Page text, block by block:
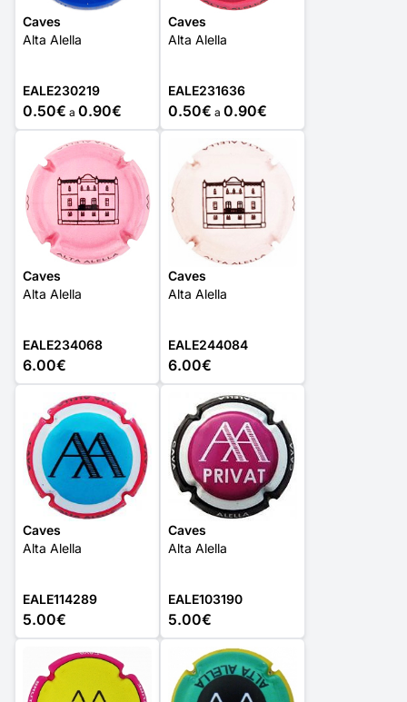
Caves
Alta Alella
EALE230219
0.50€ a 0.90€
Caves
Alta Alella
EALE231636
0.50€ a 0.90€
Caves
Alta Alella
EALE234068
6.00€
Caves
Alta Alella
EALE244084
6.00€
Caves
Alta Alella
EALE114289
5.00€
Caves
Alta Alella
EALE103190
5.00€